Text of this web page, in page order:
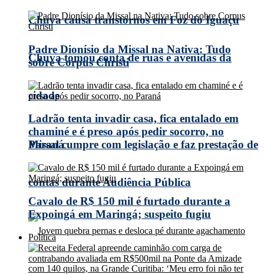
Chuva causa transtornos em Foz do Iguaçu
Chuva tomou conta de ruas e avenidas da
cidade
Missal cumpre com legislação e faz prestação de
contas durante Audiência Pública
Padre Dionísio da Missal na Nativa: Tudo
sobre Corpus Christi
Ladrão tenta invadir casa, fica entalado em
chaminé e é preso após pedir socorro, no
Paraná
Cavalo de R$ 150 mil é furtado durante a
Expoingá em Maringá; suspeito fugiu
Política